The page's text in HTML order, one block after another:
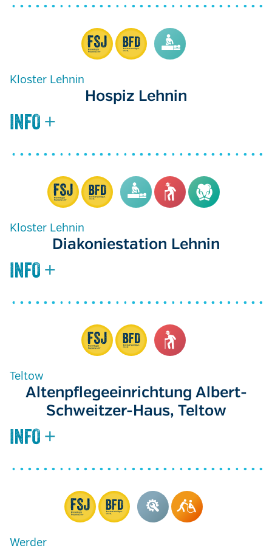
Kloster Lehnin
Hospiz Lehnin
Kloster Lehnin
Diakoniestation Lehnin
Teltow
Altenpflegeeinrichtung Albert-
Schweitzer-Haus, Teltow
Werder